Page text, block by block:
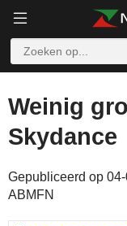
Weinig
Skydance
Gepubliceerd op
ABMFN